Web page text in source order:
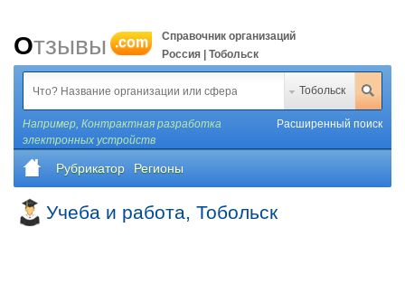
Отзывы .com
Справочник организаций
Россия | Тобольск
Тобольск
Например, Контрактная разработка
электронных устройств
Расширенный поиск
Рубрикатор Регионы
Учеба и работа, Тобольск